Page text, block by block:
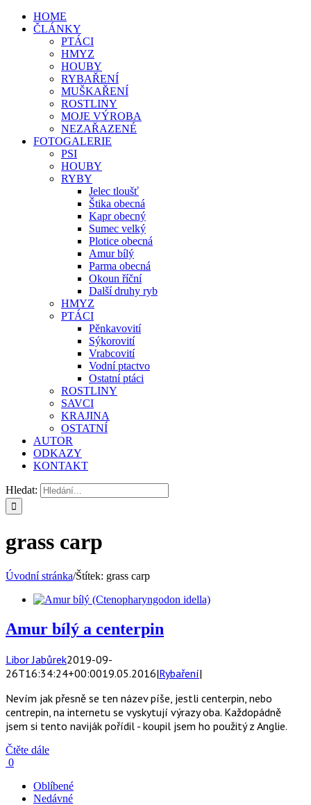
HOME
ČLÁNKY
PTÁCI
HMYZ
HOUBY
RYBAŘENÍ
MUŠKAŘENÍ
ROSTLINY
MOJE VÝROBA
NEZAŘAZENÉ
FOTOGALERIE
PSI
HOUBY
RYBY
Jelec tloušť
Štika obecná
Kapr obecný
Sumec velký
Plotice obecná
Amur bílý
Parma obecná
Okoun říční
Další druhy ryb
HMYZ
PTÁCI
Pěnkavovití
Sýkorovití
Vrabcovití
Vodní ptactvo
Ostatní ptáci
ROSTLINY
SAVCI
KRAJINA
OSTATNÍ
AUTOR
ODKAZY
KONTAKT
Hledat:
grass carp
Úvodní stránka/Štítek: grass carp
Amur bílý a centerpin
Libor Jabůrek2019-09-
26T16:34:24+00:0019.05.2016|Rybaření|
Nevím jak přesně se ten název píše, jestli centerpin, nebo
centrepin, na internetu se vyskytují výrazy oba. Každopádně
jsem si tento naviják pořídil - koupil jsem ho použitý z Anglie.
Čtěte dále
0
Oblíbené
Nedávné